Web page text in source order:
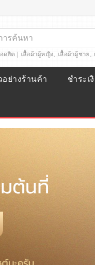
ดฮิต | เสื้อผ้าผู้หญิง, เสื้อผ้าผู้ชาย,
อย่างร้านค้า ชำระเ